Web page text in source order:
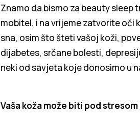
Znamo da bismo za beauty sleep
mobitel, i na vrijeme zatvorite oči
sna, osim što šteti vašoj koži,
dijabetes, srčane bolesti,
neki od savjeta koje donosimo u
Vaša koža može biti pod stresom